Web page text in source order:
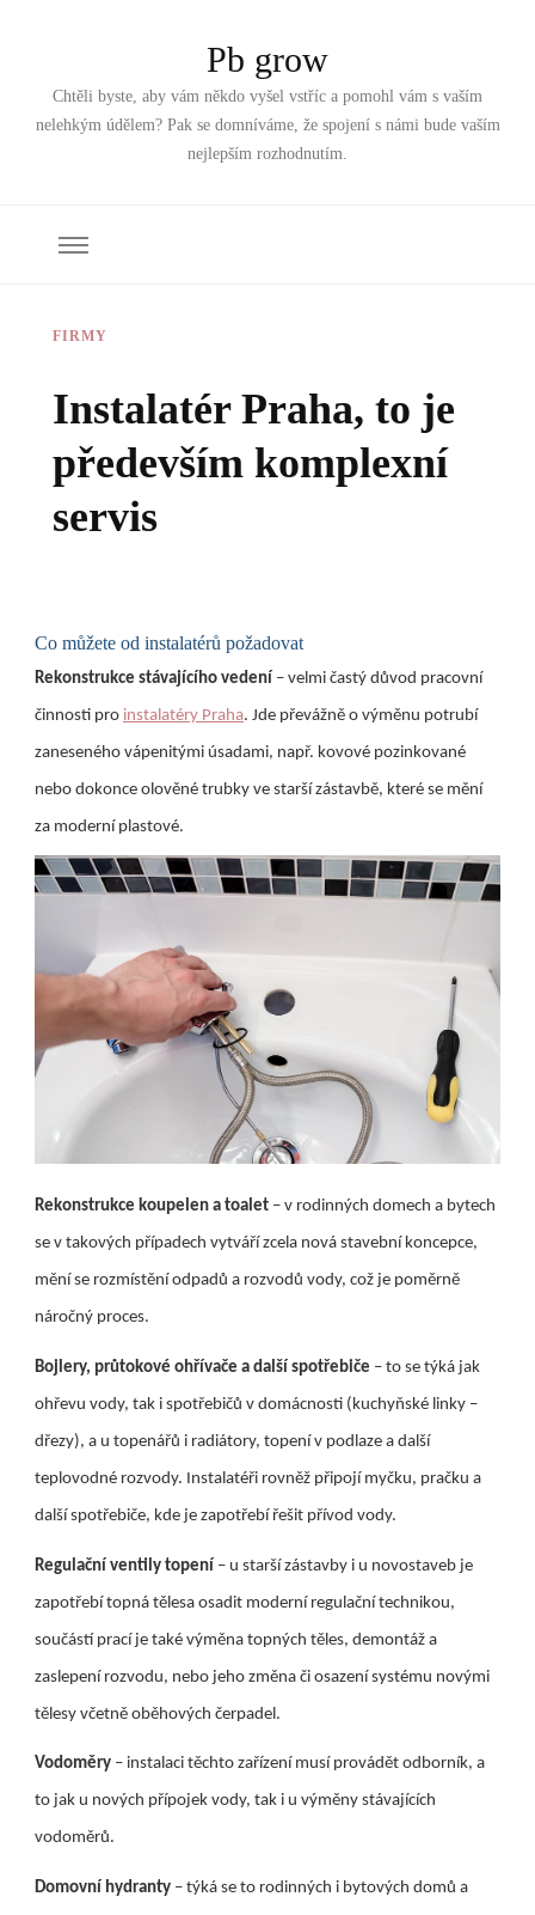
Pb grow
Chtěli byste, aby vám někdo vyšel vstříc a pomohl vám s vaším
nelehkým údělem? Pak se domníváme, že spojení s námi bude vaším
nejlepším rozhodnutím.
FIRMY
Instalatér Praha, to je
především komplexní
servis
Co můžete od instalatérů požadovat
Rekonstrukce stávajícího vedení – velmi častý důvod pracovní
činnosti pro instalatéry Praha. Jde převážně o výměnu potrubí
zaneseného vápenitými úsadami, např. kovové pozinkované
nebo dokonce olověné trubky ve starší zástavbě, které se mění
za moderní plastové.
Rekonstrukce koupelen a toalet – v rodinných domech a bytech
se v takových případech vytváří zcela nová stavební koncepce,
mění se rozmístění odpadů a rozvodů vody, což je poměrně
náročný proces.
Bojlery, průtokové ohřívače a další spotřebiče – to se týká jak
ohřevu vody, tak i spotřebičů v domácnosti (kuchyňské linky –
dřezy), a u topenářů i radiátory, topení v podlaze a další
teplovodné rozvody. Instalatéři rovněž připojí myčku, pračku a
další spotřebiče, kde je zapotřebí řešit přívod vody.
Regulační ventily topení – u starší zástavby i u novostaveb je
zapotřebí topná tělesa osadit moderní regulační technikou,
součástí prací je také výměna topných těles, demontáž a
zaslepení rozvodu, nebo jeho změna či osazení systému novými
tělesy včetně oběhových čerpadel.
Vodoměry – instalaci těchto zařízení musí provádět odborník, a
to jak u nových přípojek vody, tak i u výměny stávajících
vodoměrů.
Domovní hydranty – týká se to rodinných i bytových domů a